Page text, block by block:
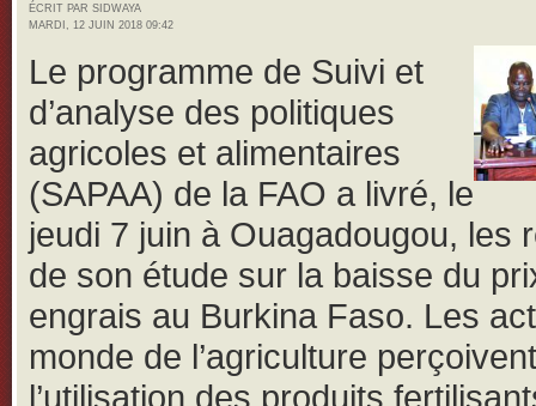
ÉCRIT PAR SIDWAYA
MARDI, 12 JUIN 2018 09:42
Le programme de Suivi et
d’analyse des politiques
agricoles et alimentaires
(SAPAA) de la FAO a livré, le
jeudi 7 juin à Ouagadougou, les
de son étude sur la baisse du
engrais au Burkina Faso. Les
monde de l’agriculture perçoivent
l’utilisation des produits